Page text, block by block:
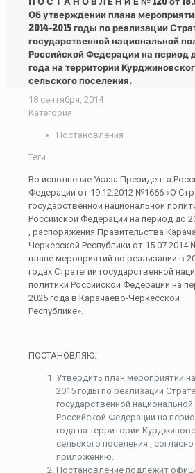
Об утверждении плана
2014-2015 годы по реализации
государственной национальной
Российской Федерации на период
года на территории
сельского поселения.
18 сентября, 2014
Категория
Постановления
Теги
Во исполнение Указа Президента
Федерации от 19.12.2012 №1666 «О
государственной национальной
Российской Федерации на период до
, распоряжения Правительства
Черкесской Республики от 15.07.2014
плане мероприятий по реализации в
годах Стратегии государственной
политики Российской Федерации на
2025 года в Карачаево-Черкесской
Республике».
ПОСТАНОВЛЯЮ:
Утвердить план мероприятий
2015 годы по реализации
государственной национальной
Российской Федерации на
года на территории
сельского поселения , согласно
приложению.
Постановление подлежит